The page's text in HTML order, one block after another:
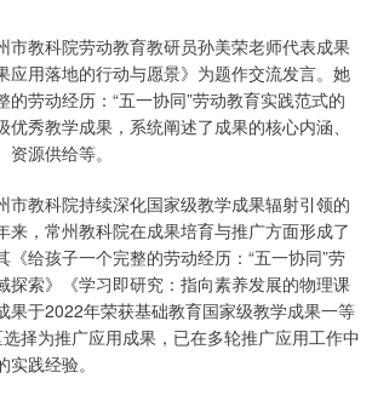
市教科院劳动教育教研员孙美荣老师代表成果
应用落地的行动与愿景》为题作交流发言。她
的劳动经历：“五一协同”劳动教育实践范式的
秀教学成果，系统阐述了成果的核心内涵、
源供给等。
市教科院持续深化国家级教学成果辐射引领的
来，常州教科院在成果培育与推广方面形成了
《给孩子一个完整的劳动经历：“五一协同”劳
探索》《学习即研究：指向素养发展的物理课
果于2022年荣获基础教育国家级教学成果一等
择为推广应用成果，已在多轮推广应用工作中
践经验。